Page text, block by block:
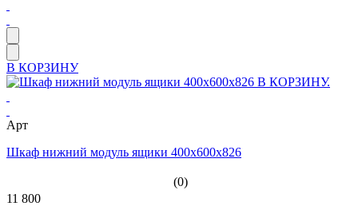
В КОРЗИНУ
Арт
Шкаф нижний модуль ящики 400х600х826
(0)
11 800